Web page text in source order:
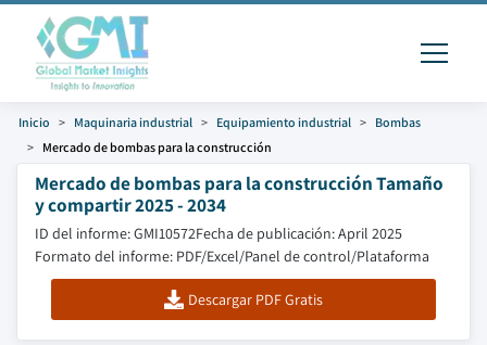
Inicio Maquinaria industrial Equipamiento industrial
Bombas
Mercado de bombas para la construcción
Mercado de bombas para la construcción Tamaño
y compartir 2025 - 2034
ID del informe: GMI10572Fecha de publicación: April 2025
Formato del informe: PDF/Excel/Panel de control/Plataforma
Descargar PDF Gratis